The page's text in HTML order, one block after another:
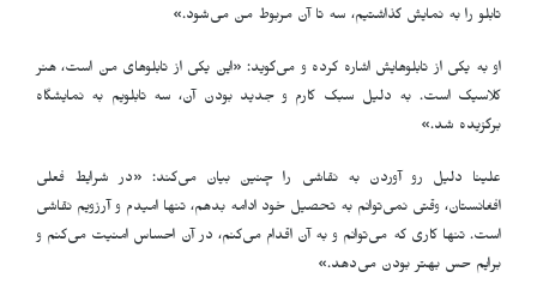
تابلو را به نمایش گذاشتیم، سه تا آن مربوط من می‌شود.»
او به یکی از تابلوهایش اشاره کرده و می‌گوید: «این یکی از تابلوهای من است، هنر
کلاسیک است. به دلیل سبک کارم و جدید بودن آن، سه تابلویم به نمایشگاه
برگزیده شد.»
علینا دلیل رو آوردن به نقاشی را چنین بیان می‌کند: «در شرایط فعلی
افغانستان، وقتی نمی‌توانم به تحصیل خود ادامه بدهم، تنها امیدم و آرزویم نقاشی
است. تنها کاری که می‌توانم و به آن اقدام می‌کنم، در آن احساس امنیت می‌کنم و
برایم حس بهتر بودن می‌دهد.»